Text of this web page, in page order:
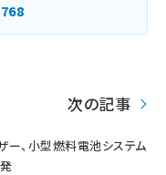
次の記事
ー、小型燃料電池システム